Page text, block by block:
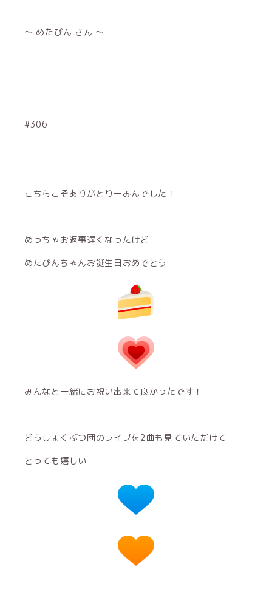
～ めたぴん さん ～
#306
こちらこそありがとりーみんでした！
めっちゃお返事遅くなったけど
めたぴんちゃんお誕生日おめでとう
みんなと一緒にお祝い出来て良かったです！
どうしょくぶつ団のライブを2曲も見ていただけて
とっても嬉しい